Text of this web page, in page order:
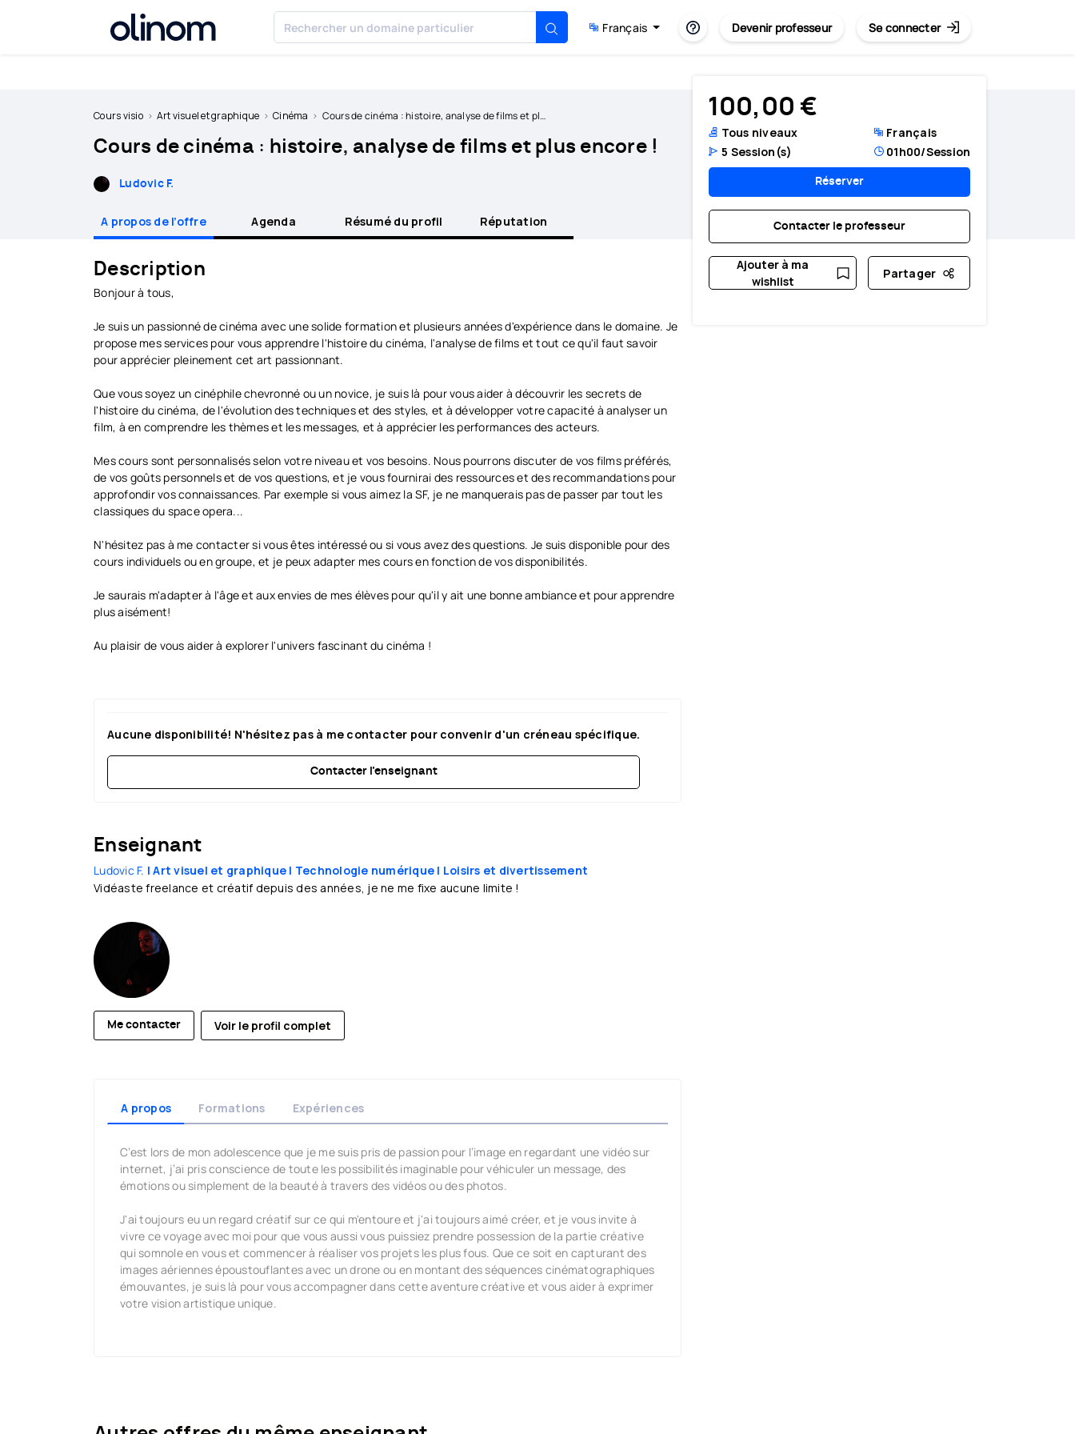
Français Devenir professeur Se connecter
Cours visio Art visuel et graphique Cinéma Cours de cinéma : histoire, analyse de films et plus encore !
Cours de cinéma : histoire, analyse de films et plus encore !
Ludovic F.
100,00 €
Tous niveaux
5 Session(s)
Français
01h00/Session
Réserver
Contacter le professeur
Ajouter à ma
wishlist
Partager
A propos de l’offre Agenda Résumé du profil Réputation
Description
Bonjour à tous,
Je suis un passionné de cinéma avec une solide formation et plusieurs années d'expérience dans le domaine. Je
propose mes services pour vous apprendre l'histoire du cinéma, l'analyse de films et tout ce qu'il faut savoir
pour apprécier pleinement cet art passionnant.
Que vous soyez un cinéphile chevronné ou un novice, je suis là pour vous aider à découvrir les secrets de
l'histoire du cinéma, de l'évolution des techniques et des styles, et à développer votre capacité à analyser un
film, à en comprendre les thèmes et les messages, et à apprécier les performances des acteurs.
Mes cours sont personnalisés selon votre niveau et vos besoins. Nous pourrons discuter de vos films préférés,
de vos goûts personnels et de vos questions, et je vous fournirai des ressources et des recommandations pour
approfondir vos connaissances. Par exemple si vous aimez la SF, je ne manquerais pas de passer par tout les
classiques du space opera...
N'hésitez pas à me contacter si vous êtes intéressé ou si vous avez des questions. Je suis disponible pour des
cours individuels ou en groupe, et je peux adapter mes cours en fonction de vos disponibilités.
Je saurais m'adapter à l'âge et aux envies de mes élèves pour qu'il y ait une bonne ambiance et pour apprendre
plus aisément!
Au plaisir de vous aider à explorer l'univers fascinant du cinéma !
Aucune disponibilité! N'hésitez pas à me contacter pour convenir d'un créneau spécifique.
Contacter l’enseignant
Enseignant
Ludovic F. | Art visuel et graphique | Technologie numérique | Loisirs et divertissement
Vidéaste freelance et créatif depuis des années, je ne me fixe aucune limite !
Me contacter Voir le profil complet
A propos Formations Expériences
C’est lors de mon adolescence que je me suis pris de passion pour l’image en regardant une vidéo sur
internet, j’ai pris conscience de toute les possibilités imaginable pour véhiculer un message, des
émotions ou simplement de la beauté à travers des vidéos ou des photos.
J'ai toujours eu un regard créatif sur ce qui m'entoure et j'ai toujours aimé créer, et je vous invite à
vivre ce voyage avec moi pour que vous aussi vous puissiez prendre possession de la partie créative
qui somnole en vous et commencer à réaliser vos projets les plus fous. Que ce soit en capturant des
images aériennes époustouflantes avec un drone ou en montant des séquences cinématographiques
émouvantes, je suis là pour vous accompagner dans cette aventure créative et vous aider à exprimer
votre vision artistique unique.
Olinom™ respecte votre vie privée